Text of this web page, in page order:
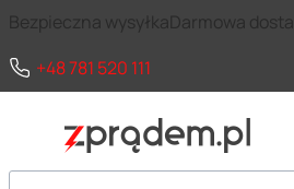
Bezpieczna wysyłkaDarmowa
+48 781 520 111
Otwórz wyszukiwarkę